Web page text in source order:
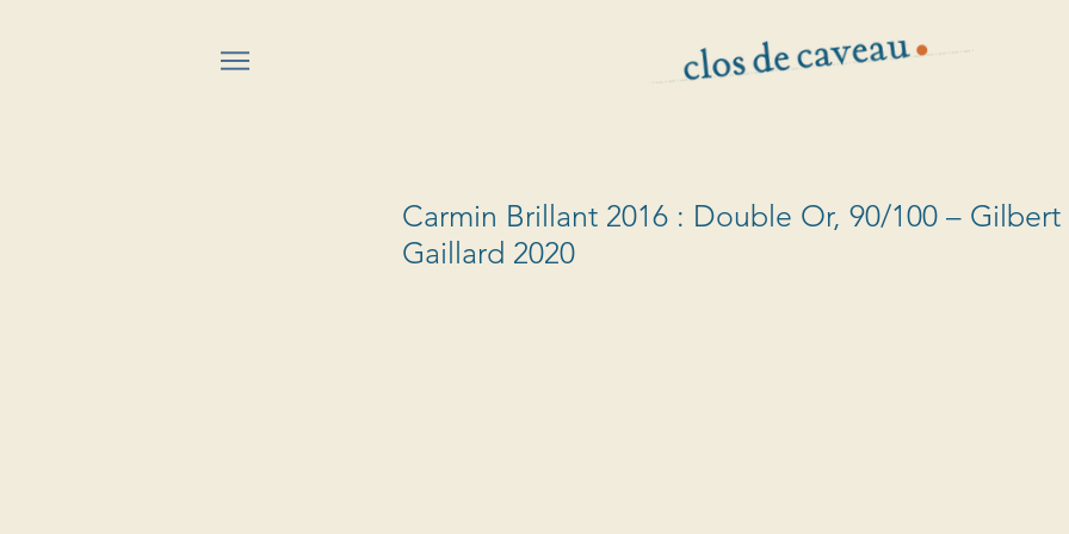
Carmin Brillant 2016 : Double Or, 90/100 – Gilbert
Gaillard 2020